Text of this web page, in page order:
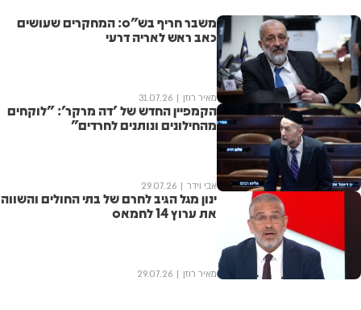
משבר חריף בש"ס: המחקרים שעושים
כאב ראש לאריה דרעי
מאיר רוזן 31.07.26
הקמפיין החדש של 'דה מרקר': "לוקחים
מהחילונים ונותנים לחרדים"
אבי וידר 29.07.26
ינון מגל הגיב לחרם של בתי החולים והשווה
את ערוץ 14 לחמאס
מאיר רוזן 29.07.26